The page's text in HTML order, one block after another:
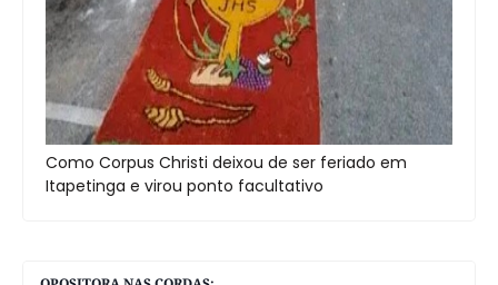
Como Corpus Christi deixou de ser feriado em
Itapetinga e virou ponto facultativo